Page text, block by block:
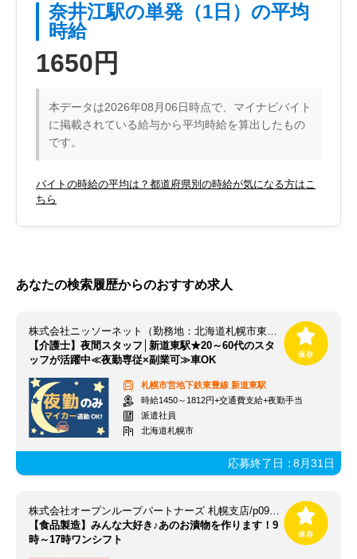
奈井江駅の単発（1日）の平均
時給
1650円
本データは2026年08月06日時点で、マイナビバイト
に掲載されている給与から平均時給を算出したもの
です。
バイトの時給の平均は？都道府県別の時給が気になる方はこ
ちら
あなたの検索履歴からのおすすめ求人
株式会社ニッソーネット（勤務地：北海道札幌市東区）/a09J3000000y8ixIAA
【介護士】夜間スタッフ│新道東駅★20～60代のスタ
ッフが活躍中≪夜勤専従×副業可≫車OK
札幌市営地下鉄東豊線 新道東駅
時給1450～1812円+交通費支給+夜勤手当
派遣社員
北海道札幌市
応募終了日：8月31日
株式会社オープンループパートナーズ 札幌支店/p09260408501
【食品製造】みんな大好き♪あのお漬物を作ります！9
時～17時ワンシフト